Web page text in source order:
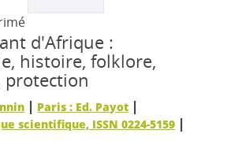
d'Afrique :
histoire, folklore,
protection
| Paris : Ed. Payot |
scientifique, ISSN 0224-5159 |